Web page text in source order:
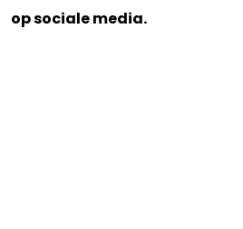
op sociale media.